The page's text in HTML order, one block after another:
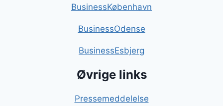
BusinessKøbenhavn
BusinessOdense
BusinessEsbjerg
Øvrige links
Pressemeddelelse